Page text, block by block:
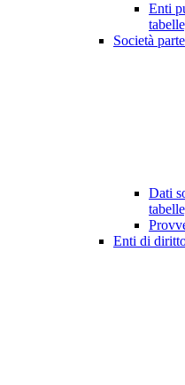
Enti
Società
Dati
Enti di